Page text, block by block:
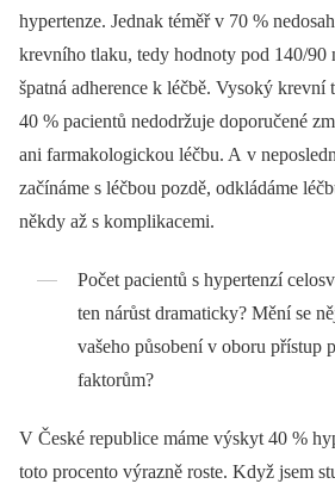
hypertenze. Jednak téměř v 70 %
krevního tlaku, tedy hodnoty pod 140/90
špatná adherence k léčbě. Vysoký krevní
40 % pacientů nedodržuje doporučené
ani farmakologickou léčbu. A v
začínáme s léčbou pozdě, odkládáme
někdy až s komplikacemi.
Počet pacientů s hypertenzí
ten nárůst dramaticky? Mění se
vašeho působení v oboru přístup
faktorům?
V České republice máme výskyt 40 %
toto procento výrazně roste. Když jsem